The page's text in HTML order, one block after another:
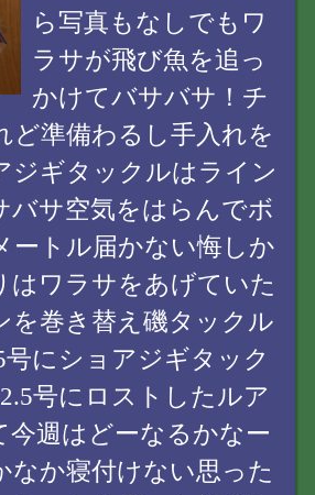
ら写真もなしでもワ
ラサが飛び魚を追っ
かけてバサバサ！チ
ど準備わるし手入れを
ジギタックルはライン
バサ空気をはらんでボ
ートル届かない悔しか
はワラサをあげていた
を巻き替え磯タックル
号にショアジギタック
号にロストしたルア
今週はどーなるかなー
なか寝付けない思った